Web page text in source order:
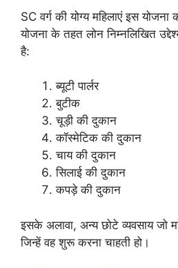
SC वर्ग की योग्य महिलाएं इस
योजना के तहत लोन निम्नलिखित
है:
ब्यूटी पार्लर
बुटीक
चूड़ी की दुकान
कॉस्मेटिक की दुकान
चाय की दुकान
सिलाई की दुकान
कपड़े की दुकान
इसके अलावा, अन्य छोटे व्यवसाय जो
जिन्हें वह शुरू करना चाहती हो।